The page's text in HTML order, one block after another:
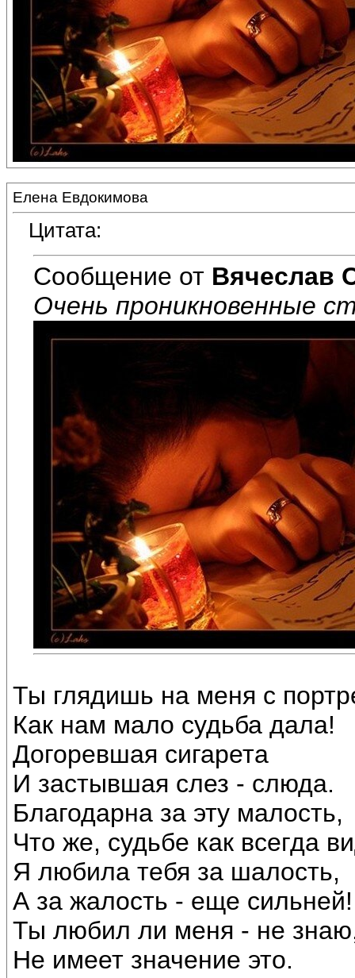
Елена Евдокимова
Цитата:
Сообщение от Вячеслав
Очень проникновенные
Ты глядишь на меня с
Как нам мало судьба дала!
Догоревшая сигарета
И застывшая слез - слюда.
Благодарна за эту малость,
Что же, судьбе как всегда
Я любила тебя за шалость,
А за жалость - еще сильней!
Ты любил ли меня - не
Не имеет значение это.